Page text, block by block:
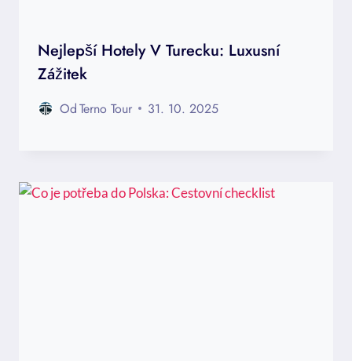
Nejlepší Hotely V Turecku: Luxusní
Zážitek
OdTerno Tour 31. 10. 2025